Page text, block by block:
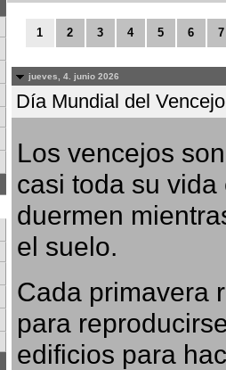
1 2 3 4 5 6 7
jueves, 4. junio 2026
Día Mundial del
Los vencejos
casi toda su
duermen
el suelo.
Cada primavera
para
edificios para